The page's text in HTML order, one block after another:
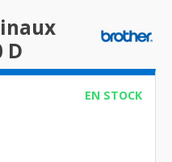
D
EN STOCK